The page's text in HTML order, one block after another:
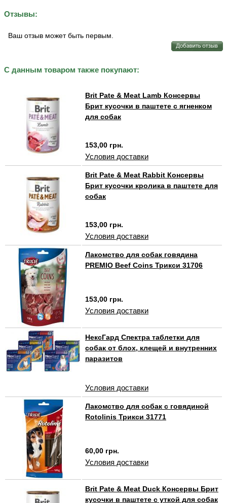
Отзывы:
Ваш отзыв может быть первым.
С данным товаром также покупают:
Brit Pate & Meat Lamb Консервы
Брит кусочки в паштете с ягненком
для собак
153,00 грн.
Условия доставки
Brit Pate & Meat Rabbit Консервы
Брит кусочки кролика в паштете для
собак
153,00 грн.
Условия доставки
Лакомство для собак говядина
PREMIO Beef Coins Трикси 31706
153,00 грн.
Условия доставки
НексГард Спектра таблетки для
собак от блох, клещей и внутренних
паразитов
Условия доставки
Лакомство для собак с говядиной
Rotolinis Трикси 31771
60,00 грн.
Условия доставки
Brit Pate & Meat Duck Консервы Брит
кусочки в паштете с уткой для собак